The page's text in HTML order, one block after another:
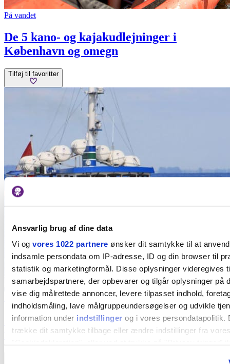
Ansvarlig brug af dine data
Vi og vores 1022 partnere ønsker dit samtykke til at
indsamle persondata om IP-adresse, ID og din browser til
statistik og marketingformål. Disse oplysninger videregives
samarbejdspartnere, der opbevarer og tilgår oplysninger på
vise dig målrettede annoncer, levere tilpasset indhold,
indholdsmåling, lave målgruppeundersøgelser og udvikle
information under indstillinger og i vores persondatapolitik.
trække dit samtykke tilbage eller ændre indstillinger fra
På vandet
De 5 kano- og kajakudlejninger i
København og omegn
Tilføj til favoritter
På vandet
Familie-hit! Sejl fra Kbh med den lille
færge til byens søforter